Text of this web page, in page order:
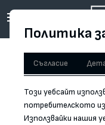
Обратно към
Политика
Съгласие
Този уебсайт
потребителското
Използвайки нашия